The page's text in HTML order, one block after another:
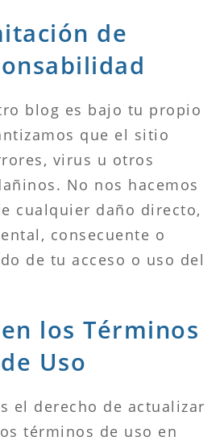
de
blog es bajo tu propio
que el sitio
virus u otros
No nos hacemos
cualquier daño directo,
consecuente o
de tu acceso o uso del
los Términos
de Uso
el derecho de actualizar
términos de uso en